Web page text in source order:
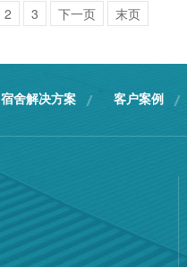
2 3 下一页 末页
宿舍解决方案 客户案例